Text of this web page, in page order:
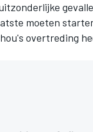
moeten
overtreding